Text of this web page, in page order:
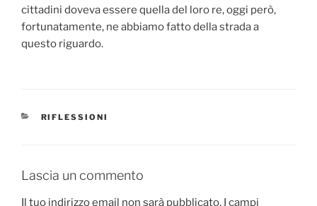
cittadini doveva essere quella del loro re, oggi però,
fortunatamente, ne abbiamo fatto della strada a
questo riguardo.
CATEGORIE
RIFLESSIONI
Lascia un commento
Il tuo indirizzo email non sarà pubblicato. I campi